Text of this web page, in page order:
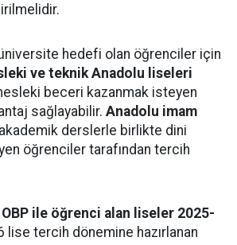
hedefi olan öğrenciler için
ve teknik Anadolu liseleri
beceri kazanmak isteyen
sağlayabilir. Anadolu imam
derslerle birlikte dini
öğrenciler tarafından tercih
OBP ile öğrenci alan liseler 2025-
lise tercih dönemine hazırlanan